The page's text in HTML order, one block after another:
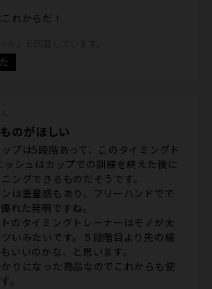
れからだ！
のがほしい
プは5段階あって、このタイミングト
ッシュはカップでの訓練を終えた後に
ングできるものだそうです。
は重量感もあり、フリーハンドでで
れた発明ですね。
のタイミングトレーナーはモノが太
いみたいです。５段階目より先の緩
いいのかな、と思います。
りになった商品なのでこれからも使
。